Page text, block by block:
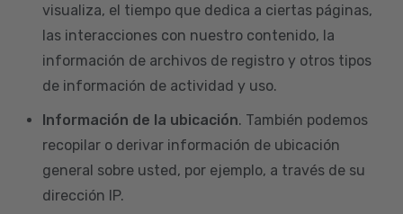
visualiza, el tiempo que dedica a ciertas páginas,
las interacciones con nuestro contenido, la
información de archivos de registro y otros tipos
de información de actividad y uso.
Información de la ubicación. También podemos
recopilar o derivar información de ubicación
general sobre usted, por ejemplo, a través de su
dirección IP.